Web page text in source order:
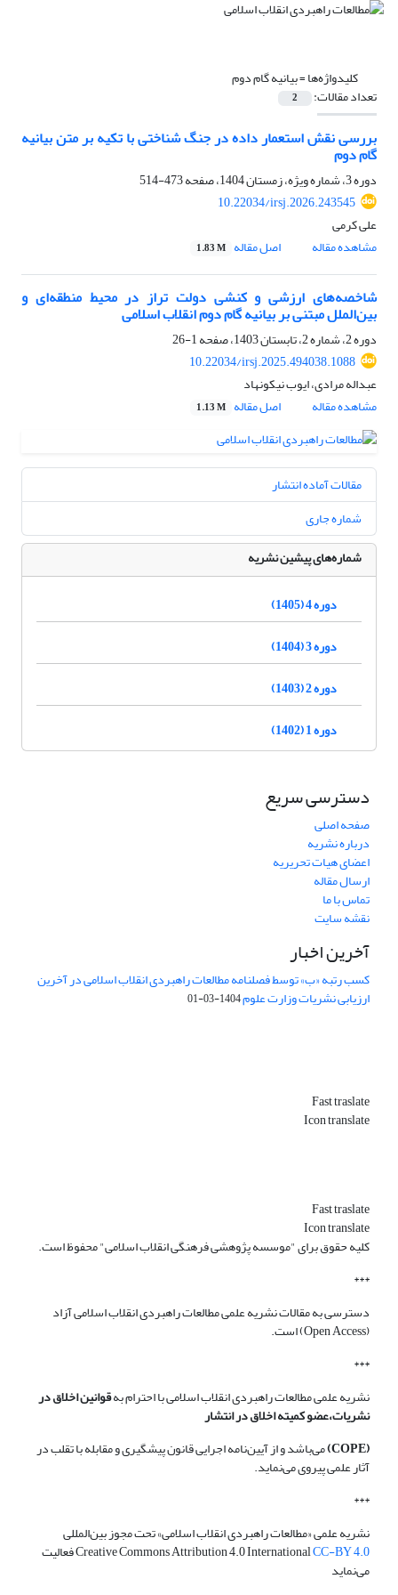
کلیدواژه‌ها =بیانیه گام دوم
تعداد مقالات: 2
بررسی نقش استعمار داده در جنگ شناختی با تکیه بر متن بیانیه
گام دوم
دوره 3، شماره ویژه، زمستان 1404، صفحه
473-514
10.22034/irsj.2026.243545
علی کرمی
مشاهده مقاله
اصل مقاله 1.83 M
شاخصه‌های ارزشی و کنشی دولت تراز در محیط منطقه‌ای و
بین‌الملل مبتنی بر بیانیه گام دوم انقلاب اسلامی
دوره 2، شماره 2، تابستان 1403، صفحه
1-26
10.22034/irsj.2025.494038.1088
عبداله مرادی، ایوب نیکونهاد
مشاهده مقاله
اصل مقاله 1.13 M
مقالات آماده انتشار
شماره جاری
شماره‌های پیشین نشریه
دوره 4 (1405)
دوره 3 (1404)
دوره 2 (1403)
دوره 1 (1402)
دسترسی سریع
صفحه اصلی
درباره نشریه
اعضای هیات تحریریه
ارسال مقاله
تماس با ما
نقشه سایت
آخرین اخبار
کسب رتبه «ب» توسط فصلنامه مطالعات راهبردی انقلاب اسلامی در آخرین
ارزیابی نشریات وزارت علوم1404-03-01
Fast traslate
Icon translate
Fast traslate
Icon translate
کلیه حقوق برای "موسسه پژوهشی فرهنگی انقلاب اسلامی" محفوظ است.
***
دسترسی به مقالات نشریه علمی مطالعات راهبردی انقلاب اسلامی آزاد
(Open Access) است.
***
نشریه علمی مطالعات راهبردی انقلاب اسلامی با احترام بهقوانین اخلاق در
نشریات،عضو کمیته اخلاق در انتشار
(COPE)
می‌باشد و از آیین‌نامه اجرایی قانون پیشگیری و مقابله با تقلب در
آثار علمی پیروی می‌نماید.
***
نشریه علمی «مطالعات راهبردی انقلاب اسلامی» تحت مجوز بین‌المللی
Creative Commons Attribution 4.0 InternationalCC-BY 4.0 فعالیت
می‌نماید